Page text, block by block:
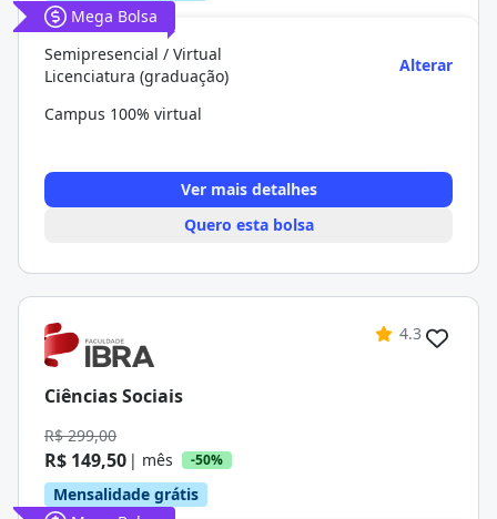
Mega Bolsa
Semipresencial / Virtual
Licenciatura (graduação)
Alterar
Campus 100% virtual
Ver mais detalhes
Quero esta bolsa
4.3
Ciências Sociais
R$ 299,00
R$ 149,50 | mês -50%
Mensalidade grátis